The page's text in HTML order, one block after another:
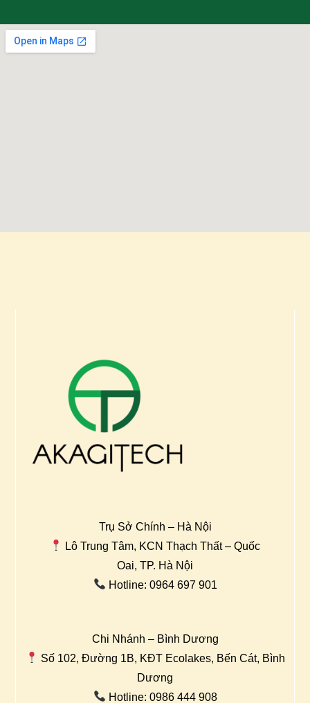
Trụ Sở Chính – Hà Nội
Lô Trung Tâm, KCN Thạch Thất – Quốc
Oai, TP. Hà Nội
Hotline: 0964 697 901
Chi Nhánh – Bình Dương
Số 102, Đường 1B, KĐT Ecolakes, Bến Cát, Bình
Dương
Hotline: 0986 444 908